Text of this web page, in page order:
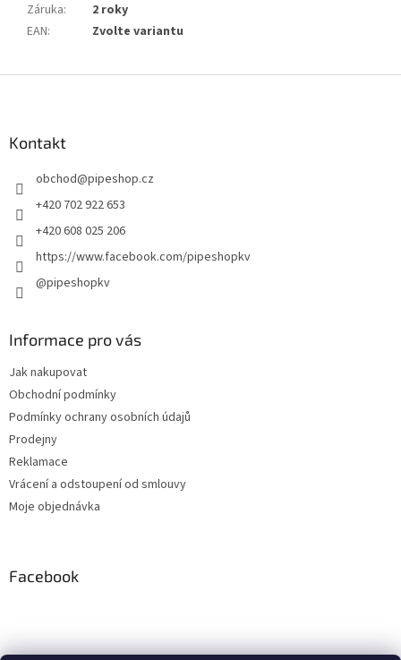
Záruka:
2 roky
EAN: Zvolte variantu
Kontakt
obchod@pipeshop.cz
+420 702 922 653
+420 608 025 206
https://www.facebook.com/pipeshopkv
@pipeshopkv
Informace pro vás
Jak nakupovat
Obchodní podmínky
Podmínky ochrany osobních údajů
Prodejny
Reklamace
Vrácení a odstoupení od smlouvy
Moje objednávka
Facebook